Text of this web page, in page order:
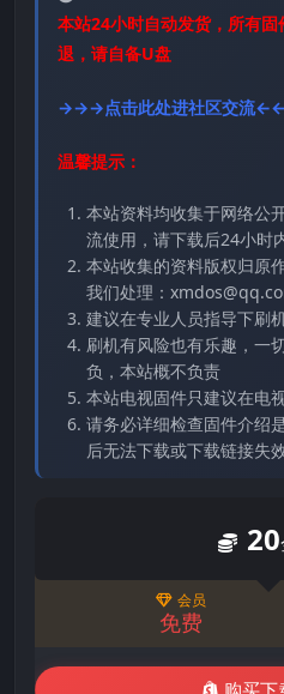
本站24小时自动发货，所有
退，请自备U盘
→→→点击此处进社区交流
温馨提示：
本站资料均收集于网络公
流使用，请下载后24小时
本站收集的资料版权归原
我们处理：
建议在专业人员指导下刷
刷机有风险也有乐趣，一
负，本站概不负责
本站电视固件只建议在电
请务必详细检查固件介绍
后无法下载或下载链接失
20
会员
免费